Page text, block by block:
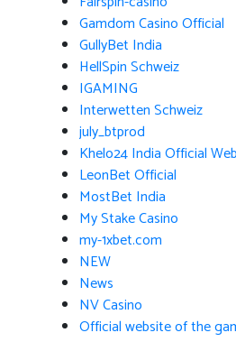
Gamdom Casino Official
GullyBet India
HellSpin Schweiz
IGAMING
Interwetten Schweiz
july_btprod
Khelo24 India Official
LeonBet Official
MostBet India
My Stake Casino
my-1xbet.com
NEW
News
NV Casino
Official website of the